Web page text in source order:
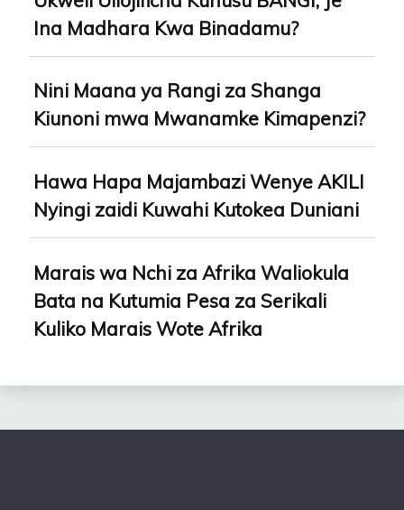
Ina Madhara Kwa Binadamu?
Nini Maana ya Rangi za Shanga
Kiunoni mwa Mwanamke Kimapenzi?
Hawa Hapa Majambazi Wenye AKILI
Nyingi zaidi Kuwahi Kutokea Duniani
Marais wa Nchi za Afrika Waliokula
Bata na Kutumia Pesa za Serikali
Kuliko Marais Wote Afrika